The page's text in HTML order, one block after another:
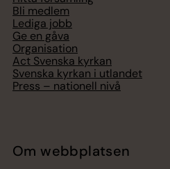
Bli medlem
Lediga jobb
Ge en gåva
Organisation
Act Svenska kyrkan
Svenska kyrkan i utlandet
Press – nationell nivå
Om webbplatsen